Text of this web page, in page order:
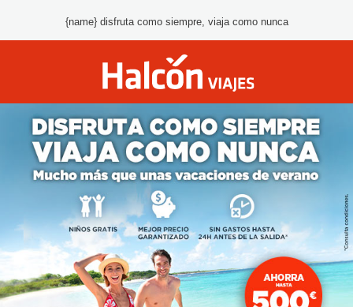
{name} disfruta como siempre, viaja como nunca